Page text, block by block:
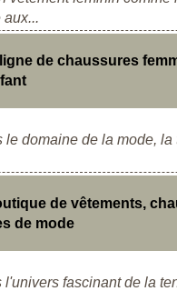
aux...
de chaussures
le domaine de la mode, la
de vêtements,
de mode
l'univers fascinant de la